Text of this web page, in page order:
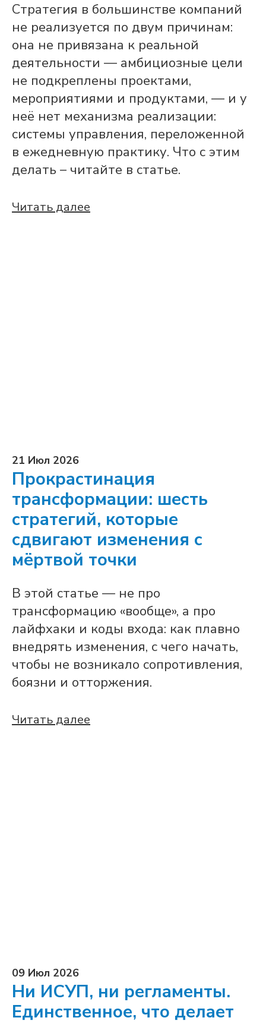
Стратегия в большинстве компаний
не реализуется по двум причинам:
она не привязана к реальной
деятельности — амбициозные цели
не подкреплены проектами,
мероприятиями и продуктами, — и у
неё нет механизма реализации:
системы управления, переложенной
в ежедневную практику. Что с этим
делать – читайте в статье.
Читать далее
21 Июл 2026
Прокрастинация
трансформации: шесть
стратегий, которые
сдвигают изменения с
мёртвой точки
В этой статье — не про
трансформацию «вообще», а про
лайфхаки и коды входа: как плавно
внедрять изменения, с чего начать,
чтобы не возникало сопротивления,
боязни и отторжения.
Читать далее
09 Июл 2026
Ни ИСУП, ни регламенты.
Единственное, что делает